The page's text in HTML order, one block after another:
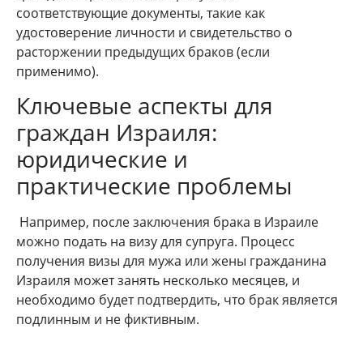
соответствующие документы, такие как
удостоверение личности и свидетельство о
расторжении предыдущих браков (если
применимо).
Ключевые аспекты для
граждан Израиля:
юридические и
практические проблемы
Например, после заключения брака в Израиле
можно подать на визу для супруга. Процесс
получения визы для мужа или жены гражданина
Израиля может занять несколько месяцев, и
необходимо будет подтвердить, что брак является
подлинным и не фиктивным.